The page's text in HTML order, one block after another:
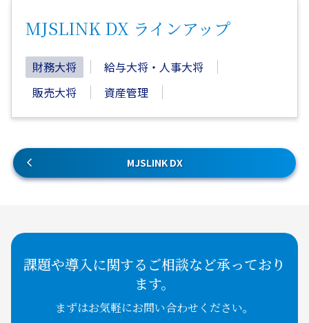
MJSLINK DX ラインアップ
財務大将
給与大将・人事大将
販売大将
資産管理
MJSLINK DX
課題や導入に関するご相談など承っており
ます。
まずはお気軽にお問い合わせください。